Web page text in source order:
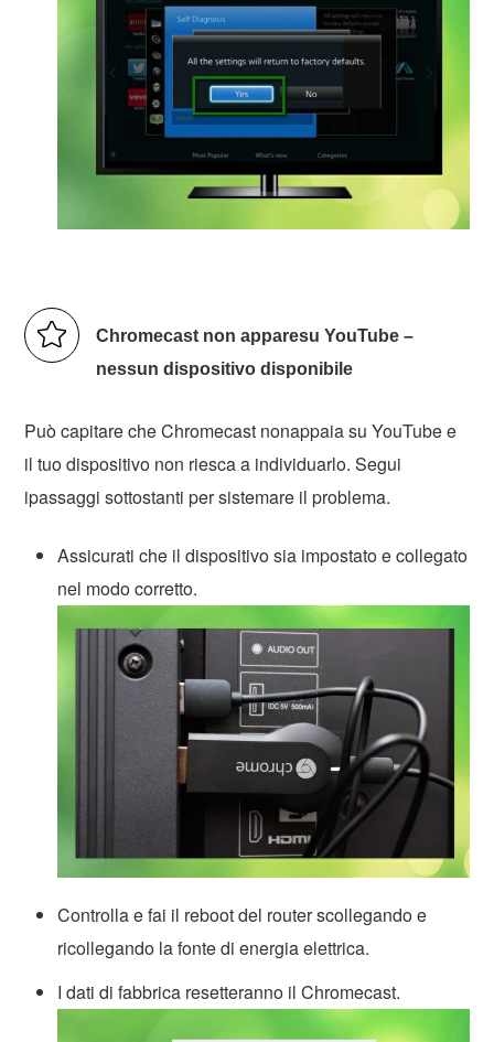
Chromecast non apparesu YouTube –
nessun dispositivo disponibile
Può capitare che Chromecast nonappaia su YouTube e
il tuo dispositivo non riesca a individuarlo. Segui
ipassaggi sottostanti per sistemare il problema.
Assicurati che il dispositivo sia impostato e collegato
nel modo corretto.
Controlla e fai il reboot del router scollegando e
ricollegando la fonte di energia elettrica.
I dati di fabbrica resetteranno il Chromecast.